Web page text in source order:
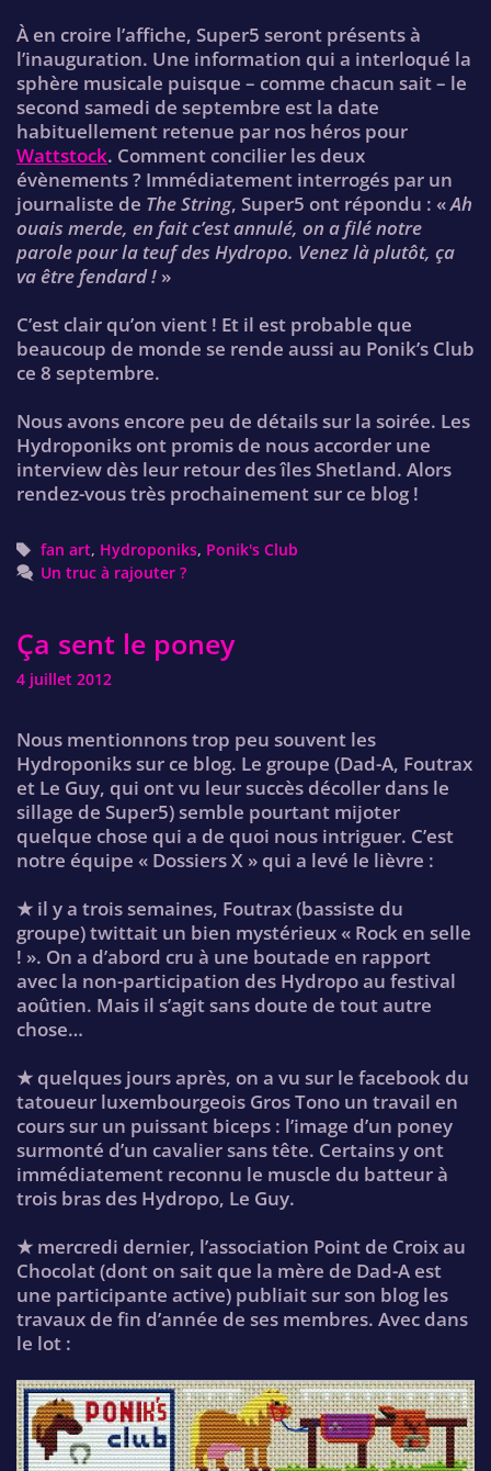
À en croire l’affiche, Super5 seront présents à
l’inauguration. Une information qui a interloqué la
sphère musicale puisque – comme chacun sait – le
second samedi de septembre est la date
habituellement retenue par nos héros pour
Wattstock. Comment concilier les deux
évènements ? Immédiatement interrogés par un
journaliste de The String, Super5 ont répondu : «Ah
ouais merde, en fait c’est annulé, on a filé notre
parole pour la teuf des Hydropo. Venez là plutôt, ça
va être fendard ! »
C’est clair qu’on vient ! Et il est probable que
beaucoup de monde se rende aussi au Ponik’s Club
ce 8 septembre.
Nous avons encore peu de détails sur la soirée. Les
Hydroponiks ont promis de nous accorder une
interview dès leur retour des îles Shetland. Alors
rendez-vous très prochainement sur ce blog !
Tags
fan art, Hydroponiks, Ponik's Club
Un truc à rajouter ?
Ça sent le poney
4 juillet 2012
Nous mentionnons trop peu souvent les
Hydroponiks sur ce blog. Le groupe (Dad-A, Foutrax
et Le Guy, qui ont vu leur succès décoller dans le
sillage de Super5) semble pourtant mijoter
quelque chose qui a de quoi nous intriguer. C’est
notre équipe « Dossiers X » qui a levé le lièvre :
★ il y a trois semaines, Foutrax (bassiste du
groupe) twittait un bien mystérieux « Rock en selle
! ». On a d’abord cru à une boutade en rapport
avec la non-participation des Hydropo au festival
aoûtien. Mais il s’agit sans doute de tout autre
chose…
★ quelques jours après, on a vu sur le facebook du
tatoueur luxembourgeois Gros Tono un travail en
cours sur un puissant biceps : l’image d’un poney
surmonté d’un cavalier sans tête. Certains y ont
immédiatement reconnu le muscle du batteur à
trois bras des Hydropo, Le Guy.
★ mercredi dernier, l’association Point de Croix au
Chocolat (dont on sait que la mère de Dad-A est
une participante active) publiait sur son blog les
travaux de fin d’année de ses membres. Avec dans
le lot :